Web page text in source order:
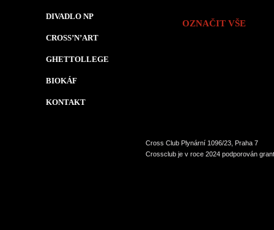
DIVADLO NP
CROSS’N’ART
GHETTOLLEGE
BIOKÁF
KONTAKT
OZNAČIT VŠE
Cross Club Plynární 1096/23, Praha 7
Crossclub je v roce 2024 podporován